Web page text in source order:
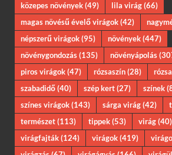
közepes növények(49) lila virág(66)
magas növésű évelő virágok(42)
népszerű virágok(95) növények(447)
növénygondozás(135) növényápolás
piros virágok(47) rózsaszín(28)
szabadidő(40) szép kert(27) színek
színes virágok(143) sárga virág(42)
természet(113) tippek(53) virág(40)
virágfajták(124) virágok(419)